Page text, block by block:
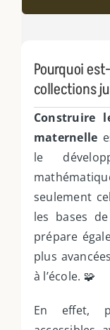
Pourquoi
collections
Construire
maternelle
le
seulement
les bases
prépare
plus
à l’école. 🧩
En effet,